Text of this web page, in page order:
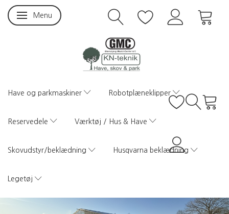
Skifte navigation
Menu
Have og parkmaskiner Robotplæneklipper
Reservedele Værktøj / Hus & Have
Skovudstyr/beklædning Husqvarna beklædning
Legetøj